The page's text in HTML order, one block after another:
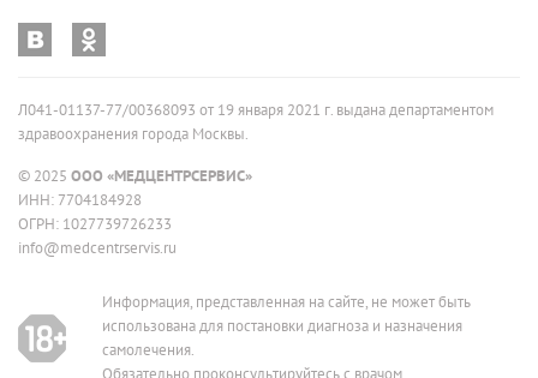
Л041-01137-77/00368093 от 19 января 2021 г. выдана департаментом
здравоохранения города Москвы.
© 2025 ООО «МЕДЦЕНТРСЕРВИС»
ИНН: 7704184928
ОГРН: 1027739726233
info@medcentrservis.ru
Информация, представленная на сайте, не может быть
использована для постановки диагноза и назначения
самолечения.
Обязательно проконсультируйтесь с врачом.